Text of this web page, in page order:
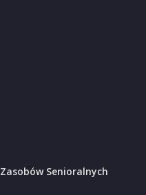
Senioralnych